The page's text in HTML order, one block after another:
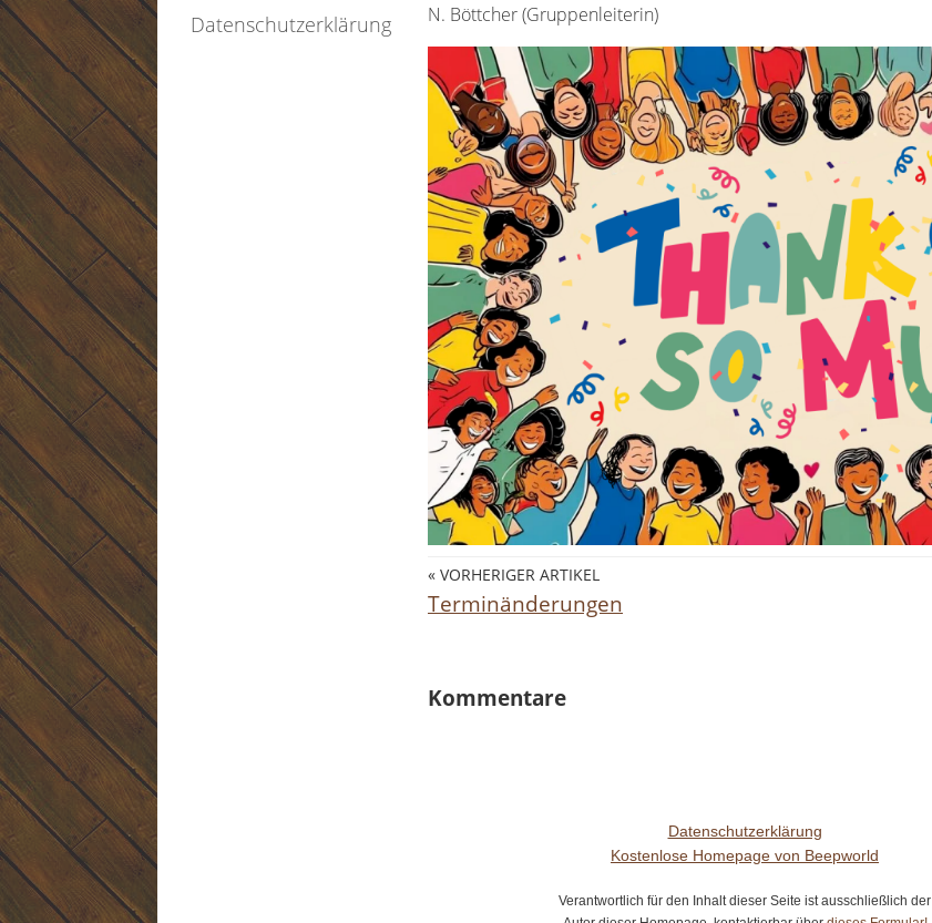
Datenschutzerklärung
N. Böttcher (Gruppenleiterin)
« VORHERIGER ARTIKEL
Terminänderungen
Kommentare
Datenschutzerklärung
Kostenlose Homepage von Beepworld
Verantwortlich für den Inhalt dieser Seite ist ausschließlich der